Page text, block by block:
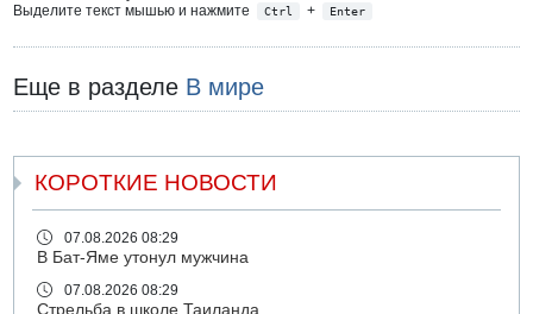
Выделите текст мышью и нажмите
Ctrl + Enter
Еще в разделе В мире
КОРОТКИЕ НОВОСТИ
07.08.2026 08:29
В Бат-Яме утонул мужчина
07.08.2026 08:29
Стрельба в школе Таиланда